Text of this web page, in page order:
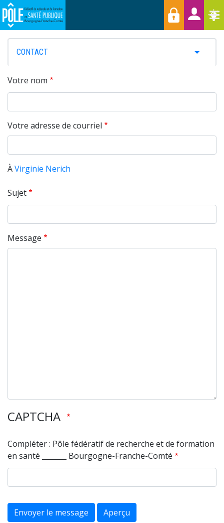
Aller
au
contenu
principal
T
Menu
Raccourcis
PRIMARY
TABS
CONTACT
Votre nom
Votre adresse de courriel
ÀVirginie Nerich
Sujet
Message
CAPTCHA
Compléter : Pôle fédératif de recherche et de formation
en santé _______ Bourgogne-Franche-Comté